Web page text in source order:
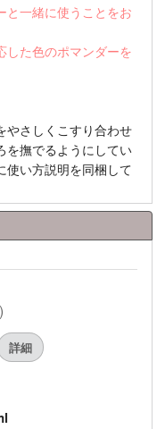
と一緒に使うことをお
した色のポマンダーを
やさしくこすり合わせ
を撫でるようにしてい
使い方説明を同梱して
詳細